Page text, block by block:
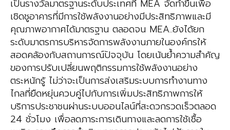
เป็นรางวัลมาตรฐานระดับประเทศที่ MEA จัดทำขึ้นเพื่อ
เชิดชูอาคารที่มีการใช้พลังงานอย่างมีประสิทธิภาพและมี
คุณภาพอากาศได้มาตรฐาน ตลอดจน MEA..ยังได้ยก
ระดับมาตรการบริหารจัดการพลังงานภายในองค์กรให้
สอดคล้องกับสถานการณ์ปัจจุบัน โดยเน้นย้ำความสำคัญ
ของการปรับเปลี่ยนพฤติกรรมการใช้พลังงานอย่าง
ตระหนักรู้ ไม่ว่าจะเป็นการส่งเสริมระบบการทำงานทาง
ไกลที่ยืดหยุ่นควบคู่ไปกับการเพิ่มประสิทธิภาพการให้
บริการประชาชนผ่านระบบออนไลน์ที่สะดวกรวดเร็วตลอด
24 ชั่วโมง เพื่อลดภาระการเดินทางและลดการใช้เชื้อ